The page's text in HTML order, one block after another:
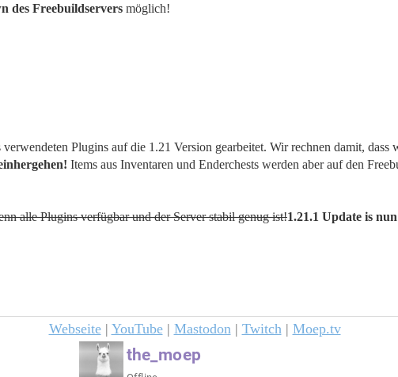
des Freebuildservers möglich!
Plugins auf die 1.21 Version gearbeitet. Wir rechnen damit,
Items aus Inventaren und Enderchests werden aber auf den
alle Plugins verfügbar und der Server stabil genug ist!1.21.1 Update is
Webseite| YouTube| Mastodon| Twitch| Moep.tv